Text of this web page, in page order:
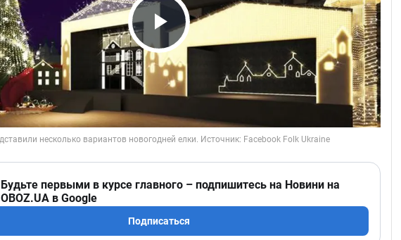
Play Video
Будьте первыми в курсе главного – подпишитесь на Новини на
OBOZ.UA в Google
Подписаться